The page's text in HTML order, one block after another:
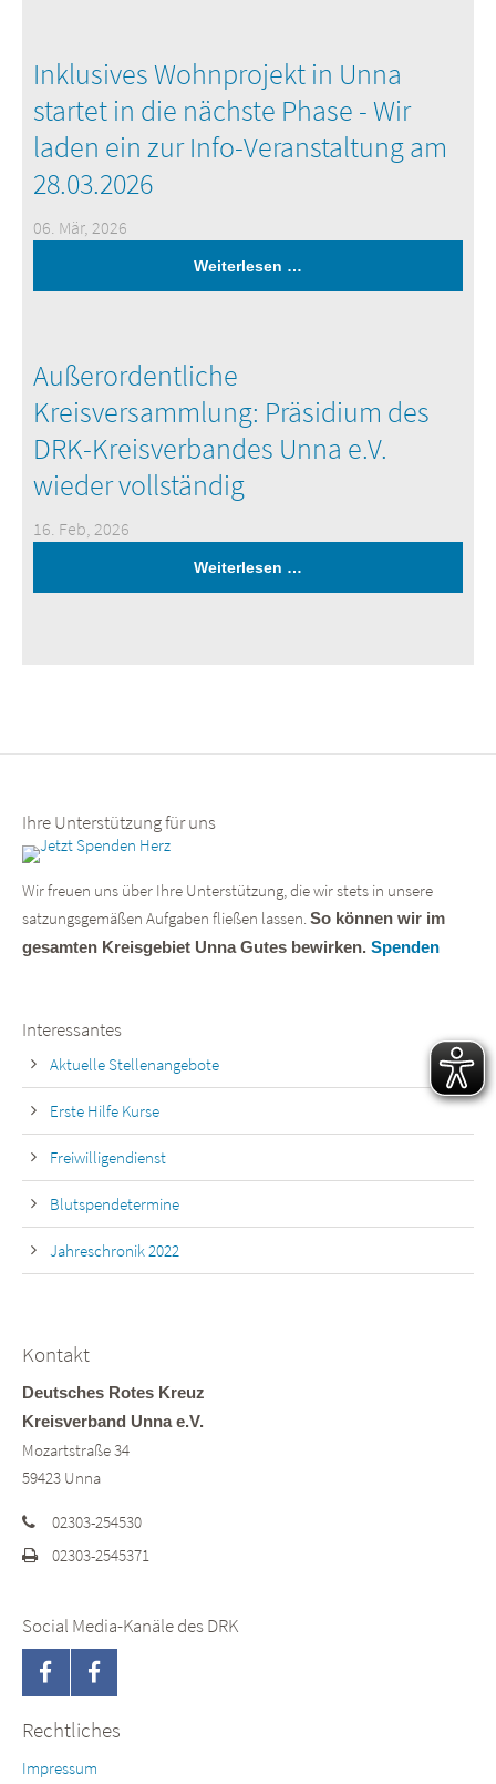
Inklusives Wohnprojekt in Unna
startet in die nächste Phase - Wir
laden ein zur Info-Veranstaltung am
28.03.2026
06. Mär, 2026
Weiterlesen …
Außerordentliche
Kreisversammlung: Präsidium des
DRK-Kreisverbandes Unna e.V.
wieder vollständig
16. Feb, 2026
Weiterlesen …
Ihre Unterstützung für uns
Wir freuen uns über Ihre Unterstützung, die wir stets in unsere
satzungsgemäßen Aufgaben fließen lassen.So können wir im
gesamten Kreisgebiet Unna Gutes bewirken.Spenden
Interessantes
Aktuelle Stellenangebote
Erste Hilfe Kurse
Freiwilligendienst
Blutspendetermine
Jahreschronik 2022
Kontakt
Deutsches Rotes Kreuz
Kreisverband Unna e.V.
Mozartstraße 34
59423 Unna
02303-254530
02303-2545371
Social Media-Kanäle des DRK
Rechtliches
Impressum